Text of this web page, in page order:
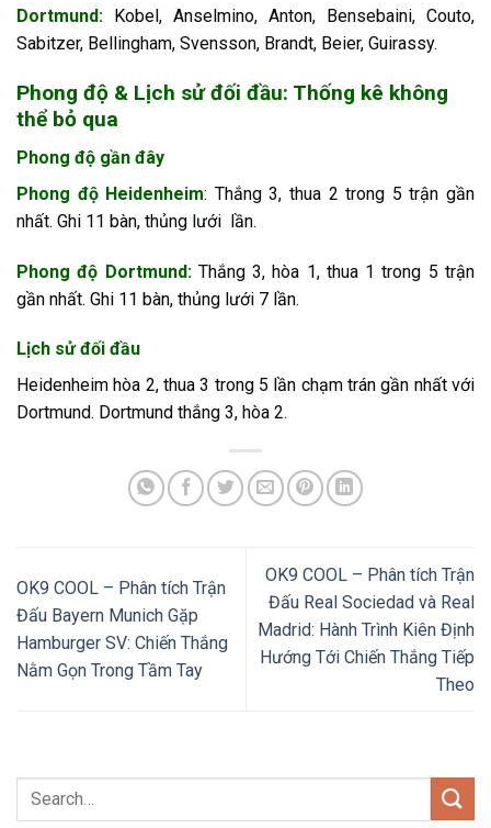
Dortmund: Kobel, Anselmino, Anton, Bensebaini, Couto,
Sabitzer, Bellingham, Svensson, Brandt, Beier, Guirassy.
Phong độ & Lịch sử đối đầu: Thống kê không
thể bỏ qua
Phong độ gần đây
Phong độ Heidenheim: Thắng 3, thua 2 trong 5 trận gần
nhất. Ghi 11 bàn, thủng lưới lần.
Phongđộ Dortmund:Thắng 3, hòa 1, thua 1 trong 5 trận
gần nhất. Ghi 11 bàn, thủng lưới 7 lần.
Lịch sử đối đầu
Heidenheim hòa 2, thua 3 trong 5 lần chạm trán gần nhất với
Dortmund. Dortmund thắng 3, hòa 2.
OK9 COOL – Phân tích Trận
Đấu Bayern Munich Gặp
Hamburger SV: Chiến Thắng
Nằm Gọn Trong Tầm Tay
OK9 COOL – Phân tích Trận
Đấu Real Sociedad và Real
Madrid: Hành Trình Kiên Định
Hướng Tới Chiến Thắng Tiếp
Theo